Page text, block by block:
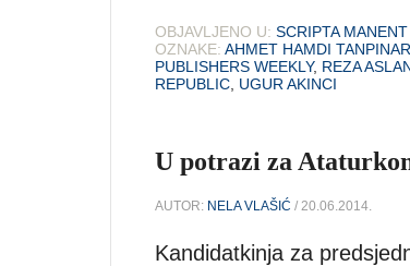
OBJAVLJENO U: SCRIPTA MANENT
OZNAKE: AHMET HAMDI TANPINAR
PUBLISHERS WEEKLY, REZA
REPUBLIC UGUR AKINCI
U potrazi za
AUTOR: NELA VLAŠIĆ / 20.06.2014.
Kandidatkinja za